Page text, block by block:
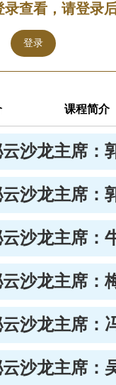
录查看，请登录
登录
课程简介
沙龙主席：
沙龙主席：
沙龙主席：
沙龙主席：
沙龙主席：
沙龙主席：